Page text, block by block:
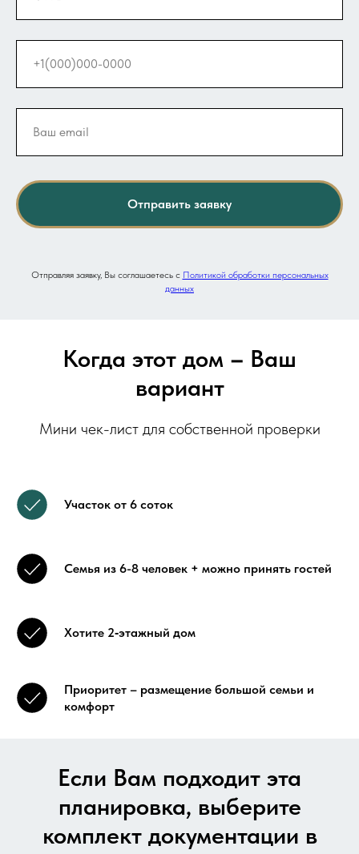
Отправить заявку
Отправляя заявку, Вы соглашаетесь с Политикой обработки персональных
данных
Когда этот дом – Ваш
вариант
Мини чек-лист для собственной проверки
Участок от 6 соток
Семья из 6-8 человек + можно принять гостей
Хотите 2‑этажный дом
Приоритет – размещение большой семьи и
комфорт
Если Вам подходит эта
планировка, выберите
комплект документации в